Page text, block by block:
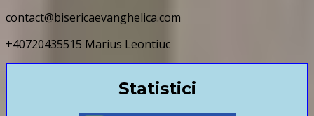
contact@bisericaevanghelica.com
+40720435515 Marius Leontiuc
Statistici